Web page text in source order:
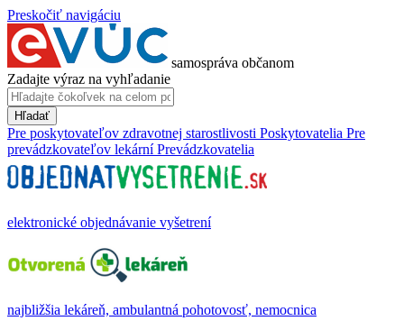
Preskočiť navigáciu
samospráva občanom
Zadajte výraz na vyhľadanie
Hľadať
Pre poskytovateľov zdravotnej starostlivosti Poskytovatelia Pre
prevádzkovateľov lekární Prevádzkovatelia
elektronické objednávanie vyšetrení
najbližšia lekáreň, ambulantná pohotovosť, nemocnica